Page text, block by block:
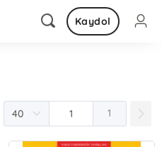
Kaydol
1